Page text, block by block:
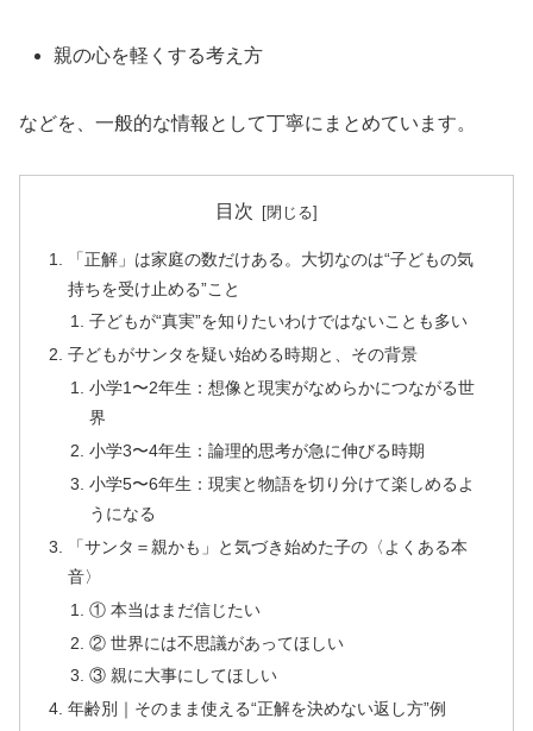
親の心を軽くする考え方
などを、一般的な情報として丁寧にまとめています。
目次
「正解」は家庭の数だけある。大切なのは“子どもの気
持ちを受け止める”こと
子どもが“真実”を知りたいわけではないことも多い
子どもがサンタを疑い始める時期と、その背景
小学1〜2年生：想像と現実がなめらかにつながる世
界
小学3〜4年生：論理的思考が急に伸びる時期
小学5〜6年生：現実と物語を切り分けて楽しめるよ
うになる
「サンタ＝親かも」と気づき始めた子の〈よくある本
音〉
① 本当はまだ信じたい
② 世界には不思議があってほしい
③ 親に大事にしてほしい
年齢別｜そのまま使える“正解を決めない返し方”例